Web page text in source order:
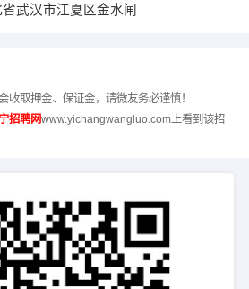
武汉市江夏区金水闸
收取押金、保证金，请微友务必谨慎！
招聘网www.yichangwangluo.com上看到该招